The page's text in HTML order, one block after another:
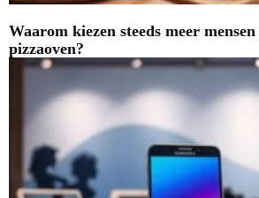
Waarom kiezen steeds meer
pizzaoven?